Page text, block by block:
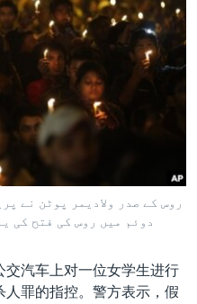
روس کے صدر ولادیمر پوٹن نے
دوئم میں روس کی فتح کی
交汽车上对一位女学生进行
罪的指控。警方表示，假